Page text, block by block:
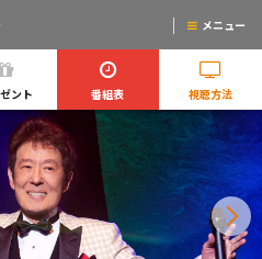
ント 番組表 視聴方法
メニュー
とリマインドメールが使えるYO!